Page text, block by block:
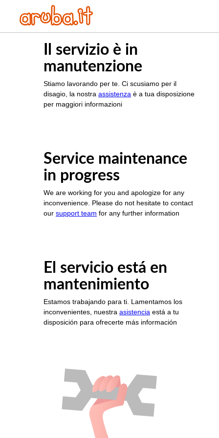
Il servizio è in
manutenzione
Stiamo lavorando per te. Ci scusiamo per il
disagio, la nostra assistenza è a tua disposizione
per maggiori informazioni
Service maintenance
in progress
We are working for you and apologize for any
inconvenience. Please do not hesitate to contact
our support team for any further information
El servicio está en
mantenimiento
Estamos trabajando para ti. Lamentamos los
inconvenientes, nuestra asistencia está a tu
disposición para ofrecerte más información